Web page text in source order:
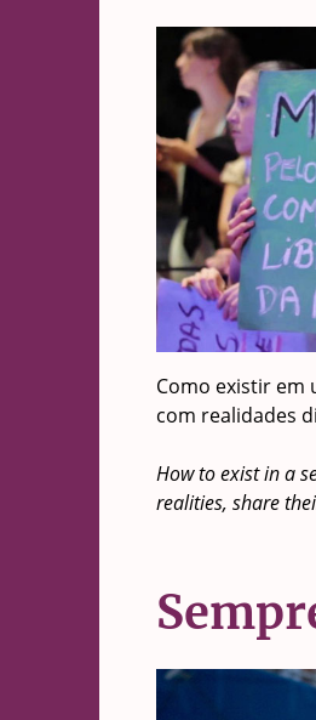
Como existir em
com realidades
How to exist in a
realities, share